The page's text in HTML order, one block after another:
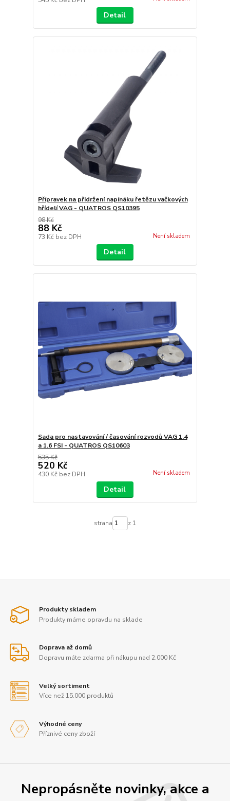
Detail
Přípravek na přidržení napínáku řetězu vačkových
hřídelí VAG - QUATROS QS10395
98 Kč
88 Kč
73 Kč bez DPH Není skladem
Detail
Sada pro nastavování / časování rozvodů VAG 1.4
a 1.6 FSI - QUATROS QS10603
535 Kč
520 Kč
430 Kč bez DPH Není skladem
Detail
strana z 1
Produkty skladem
Produkty máme opravdu na sklade
Doprava až domů
Dopravu máte zdarma při nákupu nad 2.000 Kč
Velký sortiment
Více než 15.000 produktů
Výhodné ceny
Příznivé ceny zboží
Nepropásněte novinky, akce a